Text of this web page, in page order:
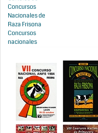
Concursos
Nacionales de
Raza Frisona
Concursos
nacionales